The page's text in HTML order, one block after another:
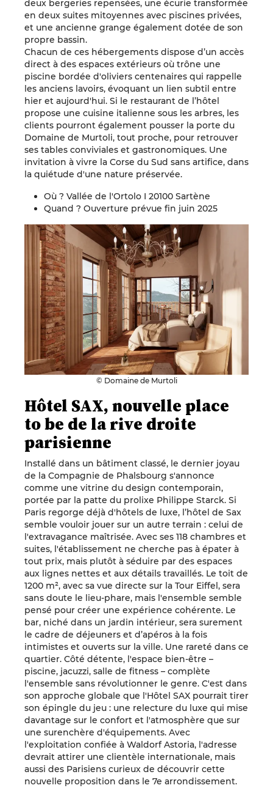
deux bergeries repensées, une écurie transformée
en deux suites mitoyennes avec piscines privées,
et une ancienne grange également dotée de son
propre bassin.
Chacun de ces hébergements dispose d’un accès
direct à des espaces extérieurs où trône une
piscine bordée d'oliviers centenaires qui rappelle
les anciens lavoirs, évoquant un lien subtil entre
hier et aujourd'hui. Si le restaurant de l’hôtel
propose une cuisine italienne sous les arbres, les
clients pourront également pousser la porte du
Domaine de Murtoli, tout proche, pour retrouver
ses tables conviviales et gastronomiques. Une
invitation à vivre la Corse du Sud sans artifice, dans
la quiétude d'une nature préservée.
Où ? Vallée de l'Ortolo I 20100 Sartène
Quand ? Ouverture prévue fin juin 2025
© Domaine de Murtoli
Hôtel SAX, nouvelle place
to be de la rive droite
parisienne
Installé dans un bâtiment classé, le dernier joyau
de la Compagnie de Phalsbourg s'annonce
comme une vitrine du design contemporain,
portée par la patte du prolixe Philippe Starck. Si
Paris regorge déjà d'hôtels de luxe, l’hôtel de Sax
semble vouloir jouer sur un autre terrain : celui de
l'extravagance maîtrisée. Avec ses 118 chambres et
suites, l'établissement ne cherche pas à épater à
tout prix, mais plutôt à séduire par des espaces
aux lignes nettes et aux détails travaillés. Le toit de
1200 m², avec sa vue directe sur la Tour Eiffel, sera
sans doute le lieu-phare, mais l'ensemble semble
pensé pour créer une expérience cohérente. Le
bar, niché dans un jardin intérieur, sera surement
le cadre de déjeuners et d’apéros à la fois
intimistes et ouverts sur la ville. Une rareté dans ce
quartier. Côté détente, l'espace bien-être –
piscine, jacuzzi, salle de fitness – complète
l'ensemble sans révolutionner le genre. C'est dans
son approche globale que l'Hôtel SAX pourrait tirer
son épingle du jeu : une relecture du luxe qui mise
davantage sur le confort et l'atmosphère que sur
une surenchère d'équipements. Avec
l'exploitation confiée à Waldorf Astoria, l'adresse
devrait attirer une clientèle internationale, mais
aussi des Parisiens curieux de découvrir cette
nouvelle proposition dans le 7e arrondissement.